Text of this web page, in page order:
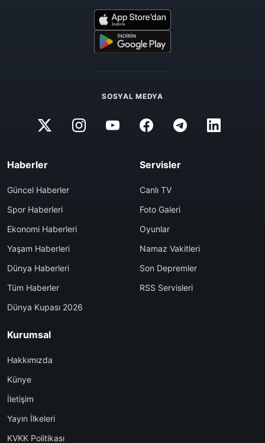
SOSYAL MEDYA
Haberler
Güncel Haberler
Spor Haberleri
Ekonomi Haberleri
Yaşam Haberleri
Dünya Haberleri
Tüm Haberler
Dünya Kupası 2026
Servisler
Canlı TV
Foto Galeri
Oyunlar
Namaz Vakitleri
Son Depremler
RSS Servisleri
Kurumsal
Hakkımızda
Künye
İletişim
Yayın İlkeleri
KVKK Politikası